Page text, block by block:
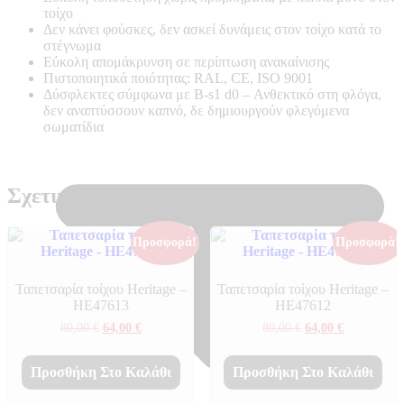
τοίχο
Δεν κάνει φούσκες, δεν ασκεί δυνάμεις στον τοίχο κατά το
στέγνωμα
Εύκολη απομάκρυνση σε περίπτωση ανακαίνισης
Πιστοποιητικά ποιότητας: RAL, CE, ISO 9001
Δύσφλεκτες σύμφωνα με B-s1 d0 – Ανθεκτικό στη φλόγα,
δεν αναπτύσσουν καπνό, δε δημιουργούν φλεγόμενα
σωματίδια
Σχετικά προϊόντα
Προσφορά!
Ταπετσαρία τοίχου Heritage –
ΗΕ47613
80,00€ Original
was:
80,00 €.
64,00 €Η
τιμή
είναι:
64,00 €.
Προσθήκη Στο Καλάθι
Προσφορά!
Ταπετσαρία τοίχου Heritage –
ΗΕ47612
80,00€ Original
was:
80,00 €.
64,00 €Η
τιμή
είναι:
64,00 €.
Προσθήκη Στο Καλάθι